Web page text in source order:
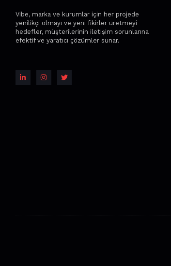
Vibe, marka ve kurumlar için her projede
yenilikçi olmayı ve yeni fikirler üretmeyi
hedefler, müşterilerinin iletişim sorunlarına
efektif ve yaratıcı çözümler sunar.